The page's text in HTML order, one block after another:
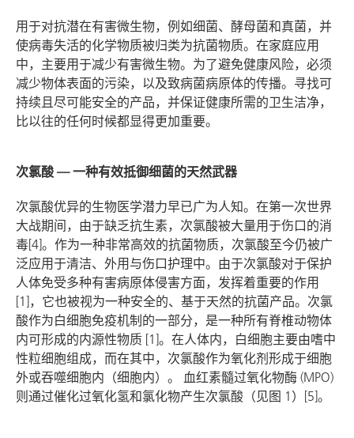
用于对抗潜在有害微生物，例如细菌、酵母菌和真菌，并
使病毒失活的化学物质被归类为抗菌物质。在家庭应用
中，主要用于减少有害微生物。为了避免健康风险，必须
减少物体表面的污染，以及致病菌病原体的传播。寻找可
持续且尽可能安全的产品，并保证健康所需的卫生洁净，
比以往的任何时候都显得更加重要。
次氯酸 — 一种有效抵御细菌的天然武器
次氯酸优异的生物医学潜力早已广为人知。在第一次世界
大战期间，由于缺乏抗生素，次氯酸被大量用于伤口的消
毒[4]。作为一种非常高效的抗菌物质，次氯酸至今仍被广
泛应用于清洁、外用与伤口护理中。由于次氯酸对于保护
人体免受多种有害病原体侵害方面，发挥着重要的作用
[1]，它也被视为一种安全的、基于天然的抗菌产品。次氯
酸作为白细胞免疫机制的一部分，是一种所有脊椎动物体
内可形成的内源性物质 [1]。在人体内，白细胞主要由嗜中
性粒细胞组成，而在其中，次氯酸作为氧化剂形成于细胞
外或吞噬细胞内（细胞内）。 血红素髓过氧化物酶 (MPO)
则通过催化过氧化氢和氯化物产生次氯酸（见图 1）[5]。